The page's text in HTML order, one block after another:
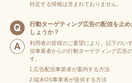
特定する情報は含まれておりません。
行動ターゲティング広告の配信を止
しょうか？
利用者の皆様のご要望により、以下のい
信事業者からの行動ターゲティング広告
す。
広告配信事業者が案内する方法
端末OS事業者が提供する方法